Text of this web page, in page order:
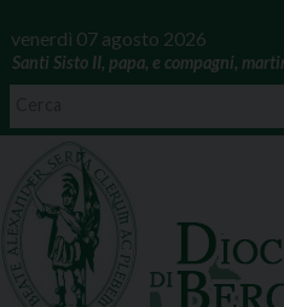
venerdì 07 agosto 2026
Santi Sisto II, papa, e compagni,